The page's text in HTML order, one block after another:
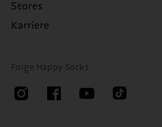
Stores
Karriere
Folge Happy Socks